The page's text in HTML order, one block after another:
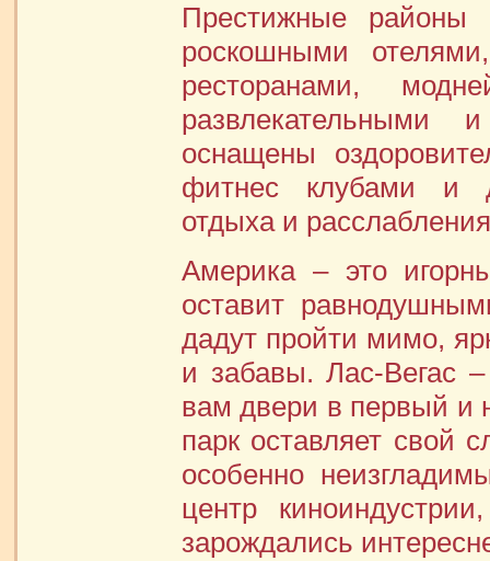
Престижные районы
роскошными
ресторанами,
развлекательными
оснащены
фитнес клубами и
отдыха и
Америка – это
оставит
дадут пройти мимо,
и забавы. Лас-Вегас
вам двери в первый и
парк оставляет свой
особенно
центр
зарождались